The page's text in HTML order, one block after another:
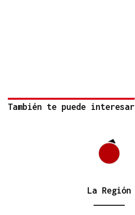
También te puede interesar
La Región